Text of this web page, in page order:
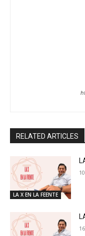
RELATED ARTICLES
LA X EN LA FEENTE